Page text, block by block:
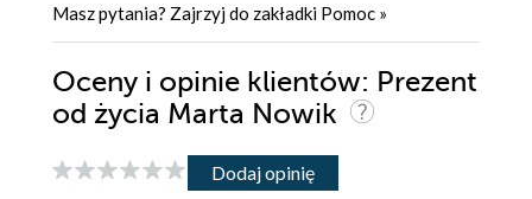
Masz pytania? Zajrzyj do zakładki Pomoc »
Oceny i opinie klientów: Prezent
od życia Marta Nowik
Dodaj opinię